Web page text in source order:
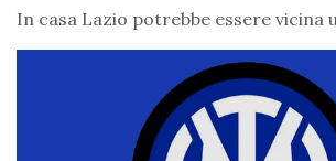
In casa Lazio potrebbe essere vicina